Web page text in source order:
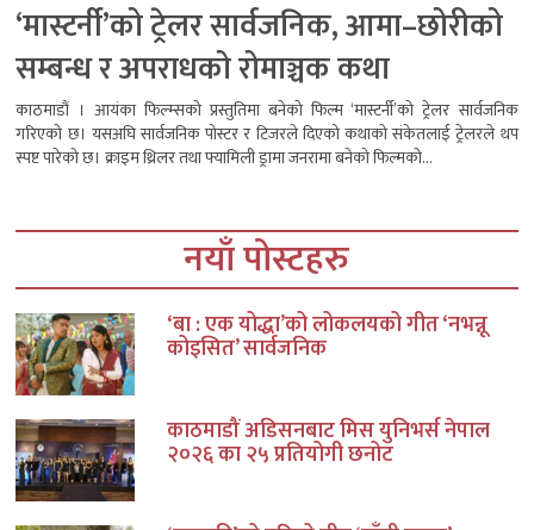
‘मास्टर्नी’को ट्रेलर सार्वजनिक, आमा–छोरीको
सम्बन्ध र अपराधको रोमाञ्चक कथा
काठमाडौं । आयंका फिल्म्सको प्रस्तुतिमा बनेको फिल्म ‘मास्टर्नी’को ट्रेलर सार्वजनिक
गरिएको छ। यसअघि सार्वजनिक पोस्टर र टिजरले दिएको कथाको संकेतलाई ट्रेलरले थप
स्पष्ट पारेको छ। क्राइम थ्रिलर तथा फ्यामिली ड्रामा जनरामा बनेको फिल्मको...
नयाँ पोस्टहरु
‘बा : एक योद्धा’को लोकलयको गीत ‘नभन्नू
कोइसित’ सार्वजनिक
काठमाडौं अडिसनबाट मिस युनिभर्स नेपाल
२०२६ का २५ प्रतियोगी छनोट